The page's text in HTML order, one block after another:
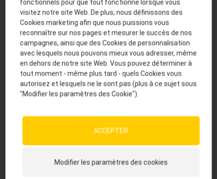
Quels sont les avantages de
NutriBiotic pour mon troupeau?
Meilleure ingestion et de ce fait une meilleure
absorption des nutriments
Amélioration de l‘intégrité intestinale et de
l‘absorption des nutriments
Hausse de la performance
Activité métabolique de l‘intestin
fonctionnels pour que tout fonctionne lorsque vous
visitez notre site Web. De plus, nous définissons des
Cookies marketing afin que nous puissions vous
reconnaître sur nos pages et mesurer le succès de nos
campagnes, ainsi que des Cookies de personnalisation
avec lesquels nous pouvons mieux vous adresser, même
en dehors de notre site Web. Vous pouvez déterminer à
tout moment - même plus tard - quels Cookies vous
autorisez et lesquels ne le sont pas (plus à ce sujet sous
"Modifier les paramètres des Cookie").
ACCEPTER
Modifier les paramètres des cookies